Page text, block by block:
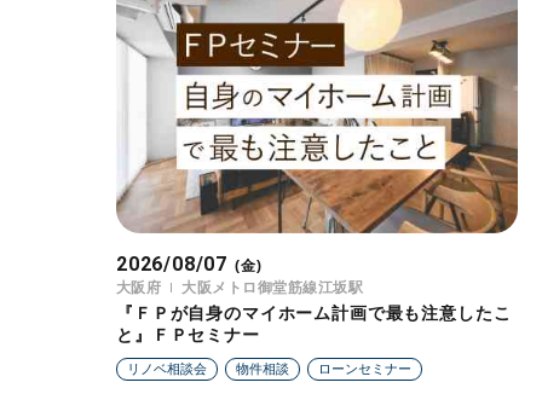
2026/08/07 (金)
大阪府
大阪メトロ御堂筋線江坂駅
『ＦＰが自身のマイホーム計画で最も注意したこ
と』ＦＰセミナー
リノベ相談会 物件相談 ローンセミナー